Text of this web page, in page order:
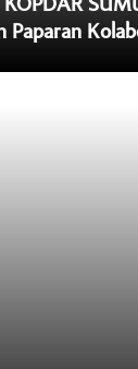
Paparan